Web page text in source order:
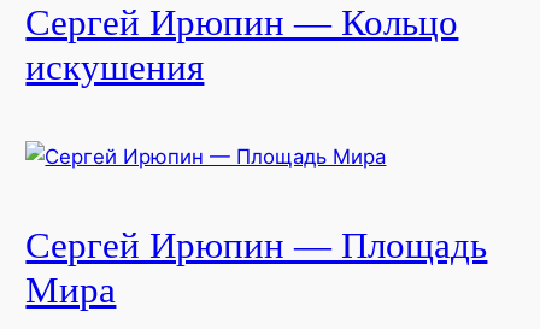
Сергей Ирюпин — Кольцо
искушения
Сергей Ирюпин — Площадь
Мира